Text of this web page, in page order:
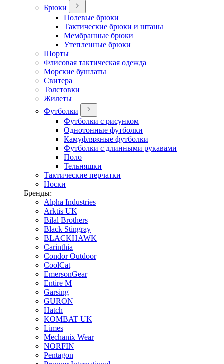
Брюки
Полевые брюки
Тактические брюки и штаны
Мембранные брюки
Утепленные брюки
Шорты
Флисовая тактическая одежда
Морские бушлаты
Свитера
Толстовки
Жилеты
Футболки
Футболки с рисунком
Однотонные футболки
Камуфляжные футболки
Футболки с длинными рукавами
Поло
Тельняшки
Тактические перчатки
Носки
Бренды:
Alpha Industries
Arktis UK
Bilal Brothers
Black Stingray
BLACKHAWK
Carinthia
Condor Outdoor
CoolCat
EmersonGear
Entire M
Garsing
GURON
Hatch
KOMBAT UK
Limes
Mechanix Wear
NORFIN
Pentagon